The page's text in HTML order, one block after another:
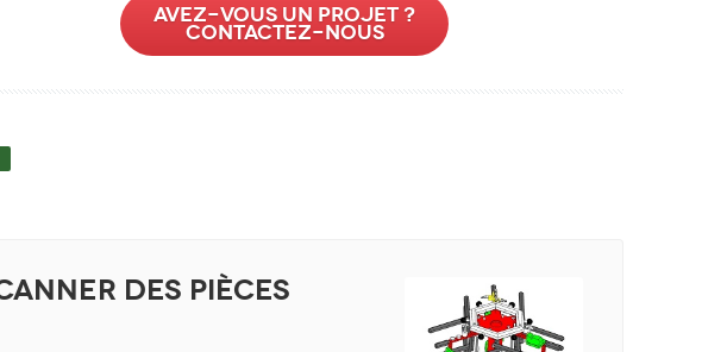
Avez-vous un projet ?
Contactez-nous
des pièces